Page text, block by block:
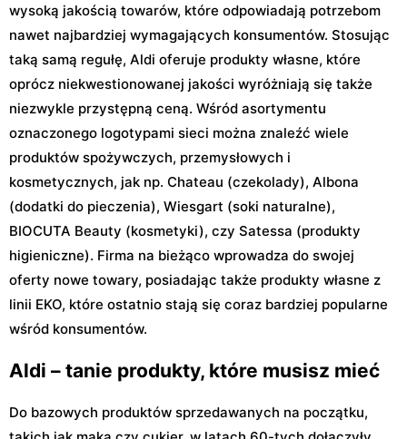
wysoką jakością towarów, które odpowiadają potrzebom
nawet najbardziej wymagających konsumentów. Stosując
taką samą regułę, Aldi oferuje produkty własne, które
oprócz niekwestionowanej jakości wyróżniają się także
niezwykle przystępną ceną. Wśród asortymentu
oznaczonego logotypami sieci można znaleźć wiele
produktów spożywczych, przemysłowych i
kosmetycznych, jak np. Chateau (czekolady), Albona
(dodatki do pieczenia), Wiesgart (soki naturalne),
BIOCUTA Beauty (kosmetyki), czy Satessa (produkty
higieniczne). Firma na bieżąco wprowadza do swojej
oferty nowe towary, posiadając także produkty własne z
linii EKO, które ostatnio stają się coraz bardziej popularne
wśród konsumentów.
Aldi – tanie produkty, które musisz mieć
Do bazowych produktów sprzedawanych na początku,